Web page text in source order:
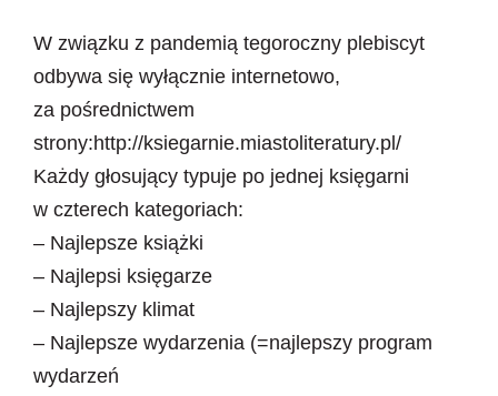
W związku z pandemią tegoroczny plebiscyt
odbywa się wyłącznie internetowo,
za pośrednictwem
strony:http://ksiegarnie.miastoliteratury.pl/
Każdy głosujący typuje po jednej księgarni
w czterech kategoriach:
– Najlepsze książki
– Najlepsi księgarze
– Najlepszy klimat
– Najlepsze wydarzenia (=najlepszy program
wydarzeń